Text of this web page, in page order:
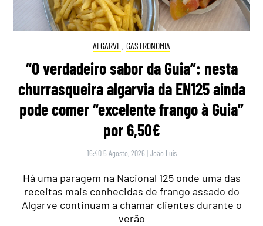
ALGARVE, GASTRONOMIA
“O verdadeiro sabor da Guia”: nesta
churrasqueira algarvia da EN125 ainda
pode comer “excelente frango à Guia”
por 6,50€
16:40 5 Agosto, 2026 |João Luís
Há uma paragem na Nacional 125 onde uma das
receitas mais conhecidas de frango assado do
Algarve continuam a chamar clientes durante o
verão